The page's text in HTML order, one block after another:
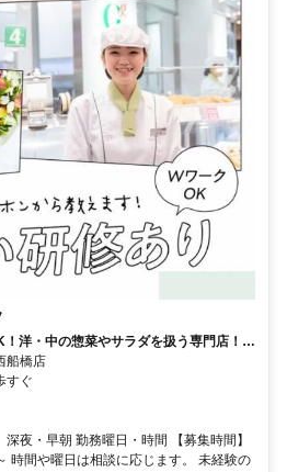
洋・中の惣菜やサラダを扱う専門店！週
船橋店
すぐ
夜・早朝 勤務曜日・時間 【募集時間】
時間や曜日は相談に応じます。 未経験の